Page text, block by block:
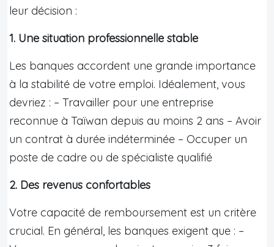
leur décision :
1. Une situation professionnelle stable
Les banques accordent une grande importance
à la stabilité de votre emploi. Idéalement, vous
devriez : – Travailler pour une entreprise
reconnue à Taïwan depuis au moins 2 ans – Avoir
un contrat à durée indéterminée – Occuper un
poste de cadre ou de spécialiste qualifié
2. Des revenus confortables
Votre capacité de remboursement est un critère
crucial. En général, les banques exigent que : –